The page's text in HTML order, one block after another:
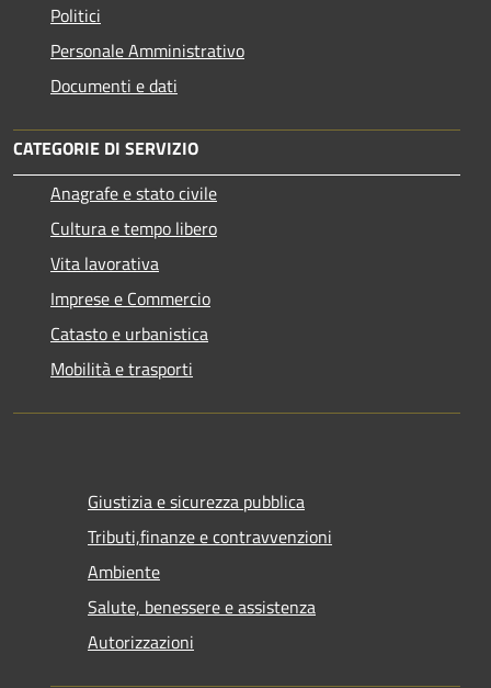
Politici
Personale Amministrativo
Documenti e dati
CATEGORIE DI SERVIZIO
Anagrafe e stato civile
Cultura e tempo libero
Vita lavorativa
Imprese e Commercio
Catasto e urbanistica
Mobilità e trasporti
Giustizia e sicurezza pubblica
Tributi,finanze e contravvenzioni
Ambiente
Salute, benessere e assistenza
Autorizzazioni